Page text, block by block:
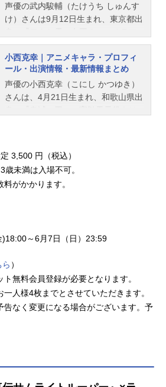
す。こちらでは、村瀬歩さんのオス
スメ記事をご紹介！
声優の武内駿輔（たけうち しゅんす
け）さんは9月12日生まれ、東京都出
役をはじめ、『KING OF PRISM』の
大和アレクサンダー役など、人気作
品のキャラクターを多く演じていま
す。こちらでは、武内駿輔さんのオ
ススメ記事をご紹介！
小西克幸｜アニメキャラ・プロフィ
ール・出演情報・最新情報まとめ
声優の小西克幸（こにし かつゆき）
さんは、4月21日生まれ、和歌山県出
幸さんのオススメ記事をご紹介！
3,500 円（税込）
未満は入場不可。
がかかります。
～6月7日（日）23:59
ら ）
無料会員登録が必要となります。
人様4枚までとさせていただきます。
なく変更になる場合がございます。予